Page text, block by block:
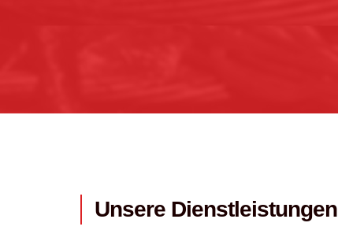
Unsere Dienstleistungen